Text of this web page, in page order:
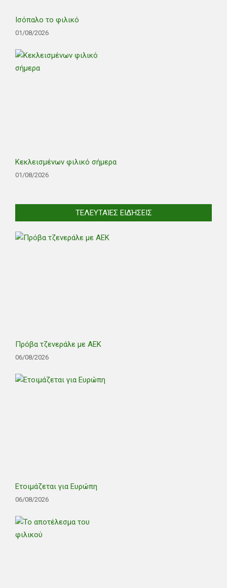
Ισόπαλο το φιλικό
01/08/2026
Κεκλεισμένων φιλικό σήμερα
01/08/2026
ΤΕΛΕΥΤΑΊΕΣ ΕΙΔΉΣΕΙΣ
Πρόβα τζενεράλε με ΑΕΚ
06/08/2026
Ετοιμάζεται για Ευρώπη
06/08/2026